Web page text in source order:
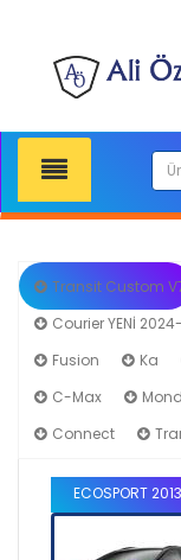
Transit Custom
Courier YENİ
Fusion
Ka
C-Max
Connect
ECOSPORT